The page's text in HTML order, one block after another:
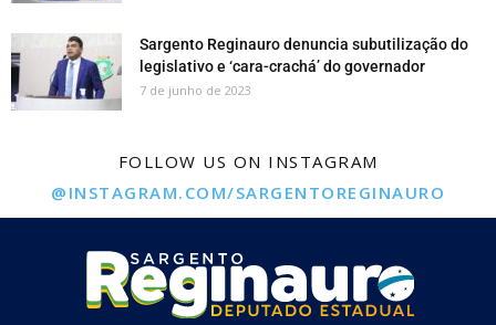
Sargento Reginauro denuncia subutilização do
legislativo e ‘cara-crachá’ do governador
7 de junho de 2023
FOLLOW US ON INSTAGRAM
@INSTAGRAM.COM/SARGENTOREGINAURO